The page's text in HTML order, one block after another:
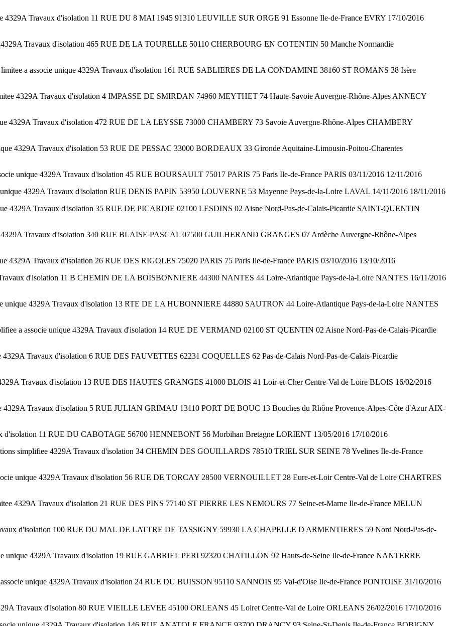
Travaux d'isolation 11 RUE DU 8 MAI 1945 91310 LEUVILLE SUR ORGE 91 Essonne Ile-de-France EVRY 17/10/2016
Travaux d'isolation 465 RUE DE LA TOURELLE 50110 CHERBOURG EN COTENTIN 50 Manche Normandie
a associe unique 4329A Travaux d'isolation 161 RUE SABLIERES DE LA CONDAMINE 38160 ST ROMANS 38 Isère
4329A Travaux d'isolation 4 IMPASSE DE SMIRDAN 74960 MEYTHET 74 Haute-Savoie Auvergne-Rhône-Alpes ANNECY
4329A Travaux d'isolation 472 RUE DE LA LEYSSE 73000 CHAMBERY 73 Savoie Auvergne-Rhône-Alpes CHAMBERY
4329A Travaux d'isolation 53 RUE DE PESSAC 33000 BORDEAUX 33 Gironde Aquitaine-Limousin-Poitou-Charentes
unique 4329A Travaux d'isolation 45 RUE BOURSAULT 75017 PARIS 75 Paris Ile-de-France PARIS 03/11/2016 12/11/2016
4329A Travaux d'isolation RUE DENIS PAPIN 53950 LOUVERNE 53 Mayenne Pays-de-la-Loire LAVAL 14/11/2016 18/11/2016
4329A Travaux d'isolation 35 RUE DE PICARDIE 02100 LESDINS 02 Aisne Nord-Pas-de-Calais-Picardie SAINT-QUENTIN
Travaux d'isolation 340 RUE BLAISE PASCAL 07500 GUILHERAND GRANGES 07 Ardèche Auvergne-Rhône-Alpes
4329A Travaux d'isolation 26 RUE DES RIGOLES 75020 PARIS 75 Paris Ile-de-France PARIS 03/10/2016 13/10/2016
d'isolation 11 B CHEMIN DE LA BOISBONNIERE 44300 NANTES 44 Loire-Atlantique Pays-de-la-Loire NANTES 16/11/2016
unique 4329A Travaux d'isolation 13 RTE DE LA HUBONNIERE 44880 SAUTRON 44 Loire-Atlantique Pays-de-la-Loire NANTES
a associe unique 4329A Travaux d'isolation 14 RUE DE VERMAND 02100 ST QUENTIN 02 Aisne Nord-Pas-de-Calais-Picardie
Travaux d'isolation 6 RUE DES FAUVETTES 62231 COQUELLES 62 Pas-de-Calais Nord-Pas-de-Calais-Picardie
Travaux d'isolation 13 RUE DES HAUTES GRANGES 41000 BLOIS 41 Loir-et-Cher Centre-Val de Loire BLOIS 16/02/2016
4329A Travaux d'isolation 5 RUE JULIAN GRIMAU 13110 PORT DE BOUC 13 Bouches du Rhône Provence-Alpes-Côte d'Azur AIX-
d'isolation 11 RUE DU CABOTAGE 56700 HENNEBONT 56 Morbihan Bretagne LORIENT 13/05/2016 17/10/2016
simplifiee 4329A Travaux d'isolation 34 CHEMIN DES GOUILLARDS 78510 TRIEL SUR SEINE 78 Yvelines Ile-de-France
unique 4329A Travaux d'isolation 56 RUE DE TORCAY 28500 VERNOUILLET 28 Eure-et-Loir Centre-Val de Loire CHARTRES
4329A Travaux d'isolation 21 RUE DES PINS 77140 ST PIERRE LES NEMOURS 77 Seine-et-Marne Ile-de-France MELUN
d'isolation 100 RUE DU MAL DE LATTRE DE TASSIGNY 59930 LA CHAPELLE D ARMENTIERES 59 Nord Nord-Pas-de-
unique 4329A Travaux d'isolation 19 RUE GABRIEL PERI 92320 CHATILLON 92 Hauts-de-Seine Ile-de-France NANTERRE
unique 4329A Travaux d'isolation 24 RUE DU BUISSON 95110 SANNOIS 95 Val-d'Oise Ile-de-France PONTOISE 31/10/2016
Travaux d'isolation 80 RUE VIEILLE LEVEE 45100 ORLEANS 45 Loiret Centre-Val de Loire ORLEANS 26/02/2016 17/10/2016